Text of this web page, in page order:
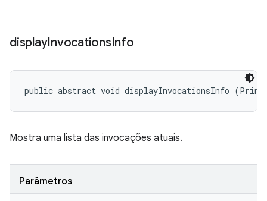
displayInvocationsInfo
public abstract void displayInvocationsInfo
Mostra uma lista das invocações atuais.
Parâmetros